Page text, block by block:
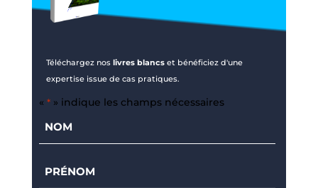
Téléchargez noslivres blancset bénéficiez d'une
expertise issue de cas pratiques.
« *» indique les champs nécessaires
Prénom